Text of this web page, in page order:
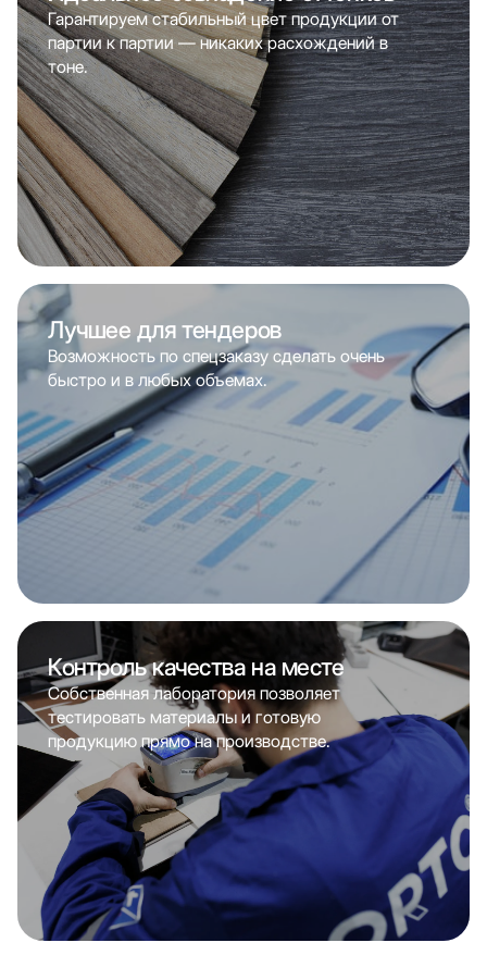
Гарантируем стабильный цвет продукции от
партии к партии — никаких расхождений в
тоне.
Лучшее для тендеров
Возможность по спецзаказу сделать очень
быстро и в любых объемах.
Контроль качества на месте
Собственная лаборатория позволяет
тестировать материалы и готовую
продукцию прямо на производстве.